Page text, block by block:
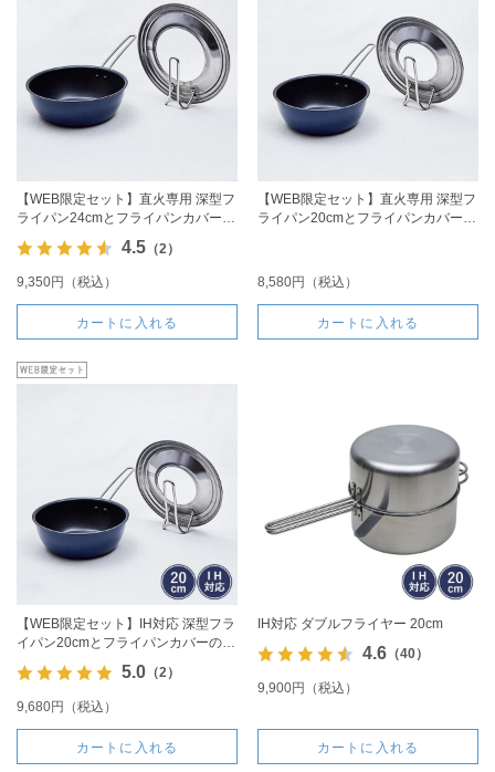
【WEB限定セット】直火専用 深型フ
ライパン24cmとフライパンカバーの
セット
4.5（2）
9,350円（税込）
カートに入れる
【WEB限定セット】直火専用 深型フ
ライパン20cmとフライパンカバーの
8,580円（税込）
カートに入れる
【WEB限定セット】IH対応 深型フラ
イパン20cmとフライパンカバーのセ
5.0（2）
9,680円（税込）
カートに入れる
IH対応 ダブルフライヤー 20cm
4.6（40）
9,900円（税込）
カートに入れる